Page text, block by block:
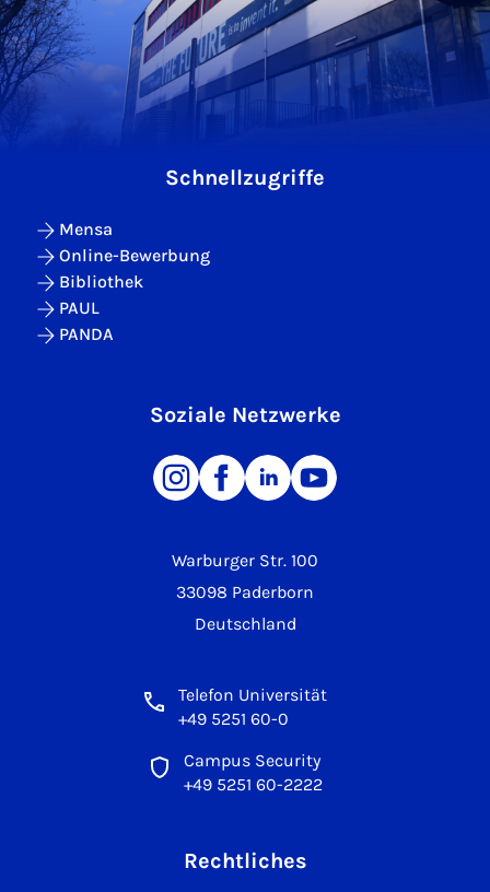
Warburger Str. 100
33098 Paderborn
Deutschland
Telefon Universität
+49 5251 60-0
Campus Security
+49 5251 60-2222
Schnellzugriffe
Mensa
Online-Bewerbung
Bibliothek
PAUL
PANDA
Soziale Netzwerke
Rechtliches